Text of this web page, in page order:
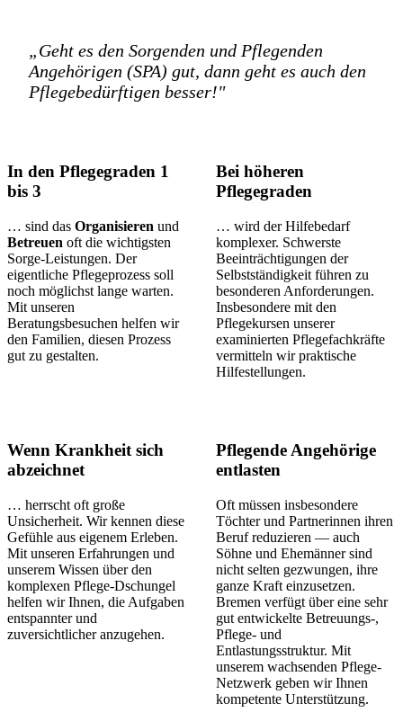
„Geht es den Sorgenden und Pflegenden
Angehörigen (SPA) gut, dann geht es auch den
Pflegebedürftigen besser!"
In den Pflegegraden 1
bis 3
… sind das Organisieren und
Betreuen oft die wichtigsten
Sorge-Leistungen. Der
eigentliche Pflegeprozess soll
noch möglichst lange warten.
Mit unseren
Beratungsbesuchen helfen wir
den Familien, diesen Prozess
gut zu gestalten.
Bei höheren
Pflegegraden
… wird der Hilfebedarf
komplexer. Schwerste
Beeinträchtigungen der
Selbstständigkeit führen zu
besonderen Anforderungen.
Insbesondere mit den
Pflegekursen unserer
examinierten Pflegefachkräfte
vermitteln wir praktische
Hilfestellungen.
Wenn Krankheit sich
abzeichnet
… herrscht oft große
Unsicherheit. Wir kennen diese
Gefühle aus eigenem Erleben.
Mit unseren Erfahrungen und
unserem Wissen über den
komplexen Pflege-Dschungel
helfen wir Ihnen, die Aufgaben
entspannter und
zuversichtlicher anzugehen.
Pflegende Angehörige
entlasten
Oft müssen insbesondere
Töchter und Partnerinnen ihren
Beruf reduzieren — auch
Söhne und Ehemänner sind
nicht selten gezwungen, ihre
ganze Kraft einzusetzen.
Bremen verfügt über eine sehr
gut entwickelte Betreuungs-,
Pflege- und
Entlastungsstruktur. Mit
unserem wachsenden Pflege-
Netzwerk geben wir Ihnen
kompetente Unterstützung.